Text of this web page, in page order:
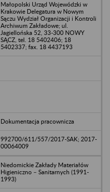
Małopolski Urząd Wojewódzki w
Krakowie Delegatura w Nowym
Sączu Wydział Organizacji i Kontroli
Archiwum Zakładowe; ul.
Jagiellońska 52, 33-300 NOWY
SĄCZ, tel. 18 5402406; 18
5402337; fax. 18 4437193
Dokumentacja pracownicza
992700/611/557/2017-SAK; 2017-
00064009
Niedomickie Zakłady Materiałów
Higieniczno – Sanitarnych (1991-
1993)